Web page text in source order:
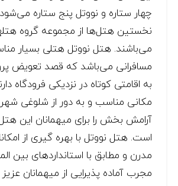
چهار ستاره و نووتل پنج ستاره
نخستین هتل‌ها از مجموعه گروه
می‌باشند. هتل نووتل هتلی بسیار
مسافرانی می‌باشد که قصد تعویض
به اقامتی کوتاه در نزدیکی فرودگاه
مکانی مناسب و به دور از شلوغی
آرامش بخش را برای میهمانان این
است. هتل نووتل با بهره گیری از
مدرن و مطابق با استانداردهای بین
مجرب آماده پذیرایی از میهمانان